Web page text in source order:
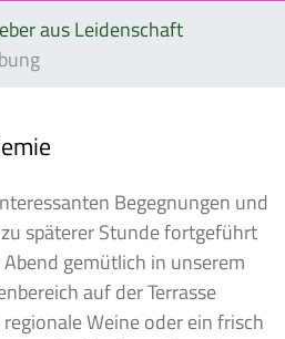
aus Leidenschaft
Begegnungen und
späterer Stunde fortgeführt
gemütlich in unserem
auf der Terrasse
Weine oder ein frisch